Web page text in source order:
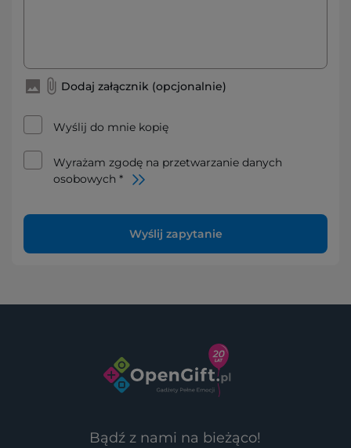
Dodaj załącznik (opcjonalnie)
Wyślij do mnie kopię
Wyrażam zgodę na przetwarzanie danych
osobowych *
Wyślij zapytanie
Bądź z nami na bieżąco!